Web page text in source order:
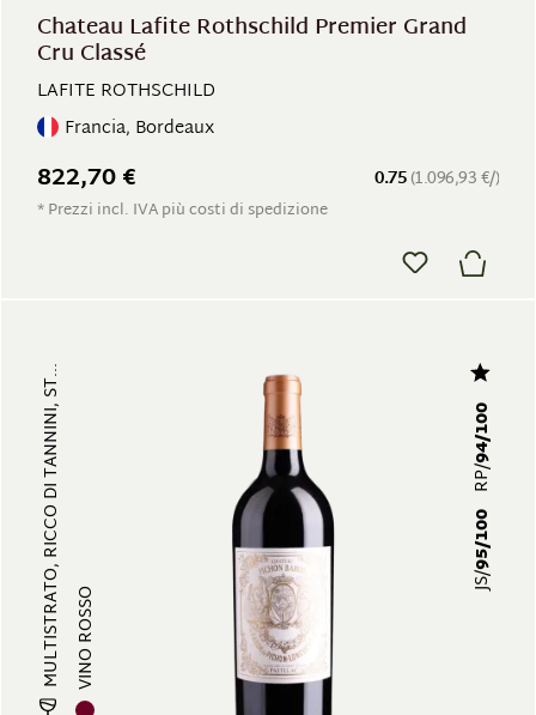
Chateau Lafite Rothschild Premier Grand
Cru Classé
LAFITE ROTHSCHILD
Francia, Bordeaux
0.75(1.096,93 €/)
822,70 €
* Prezzi incl. IVA più costi di spedizione
MULTISTRATO, RICCO DI TANNINI, ST...VINO ROSSO
JS/
95/100
RP/
94/100